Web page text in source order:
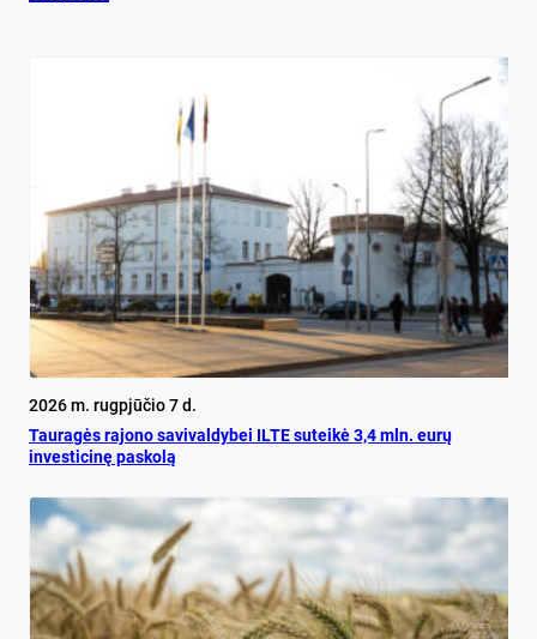
2026 m. rugpjūčio 7 d.
Tauragės rajono savivaldybei ILTE suteikė 3,4 mln. eurų
investicinę paskolą